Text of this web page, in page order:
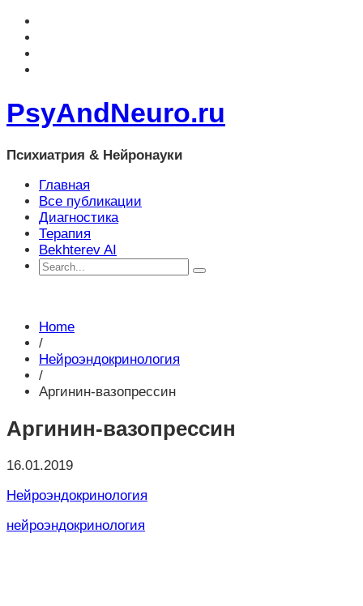
PsyAndNeuro.ru
Психиатрия & Нейронауки
Главная
Все публикации
Диагностика
Терапия
Bekhterev AI
Home
/
Нейроэндокринология
/
Аргинин-вазопрессин
Аргинин-вазопрессин
16.01.2019
Нейроэндокринология
нейроэндокринология